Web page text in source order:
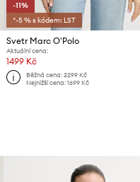
-11%
*-5 % s kódem: LST
Svetr Marc O'Polo
Aktuální cena:
1499 Kč
Běžná cena: 2299 Kč
Nejnižší cena: 1699 Kč